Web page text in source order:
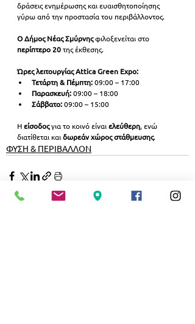
δράσεις ενημέρωσης και ευαισθητοποίησης
γύρω από την προστασία του περιβάλλοντος.
Ο Δήμος Νέας Σμύρνης φιλοξενείται στο
περίπτερο 20 της έκθεσης.
Ώρες λειτουργίας Attica Green Expo:
Τετάρτη & Πέμπτη: 09:00 – 17:00
Παρασκευή: 09:00 – 18:00
Σάββατο: 09:00 – 15:00
Η είσοδος για το κοινό είναι ελεύθερη, ενώ
διατίθεται και δωρεάν χώρος στάθμευσης.
ΦΥΣΗ & ΠΕΡΙΒΑΛΛΟΝ